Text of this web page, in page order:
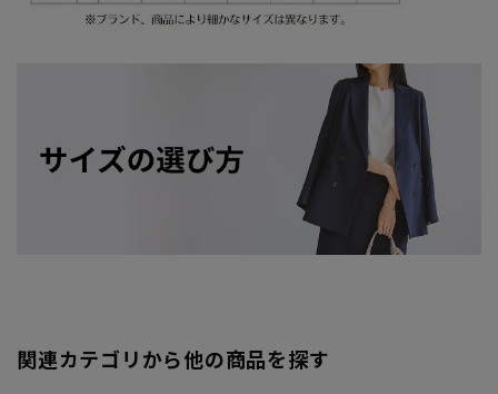
関連カテゴリから他の商品を探す